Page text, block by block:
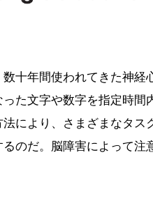
十年間使われてきた神経
た文字や数字を指定時間
法により、さまざまなタ
のだ。脳障害によって